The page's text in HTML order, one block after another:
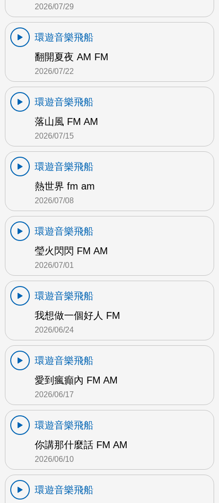
2026/07/29
環遊音樂飛船
翻開夏夜 AM FM
2026/07/22
環遊音樂飛船
落山風 FM AM
2026/07/15
環遊音樂飛船
熱世界 fm am
2026/07/08
環遊音樂飛船
瑩火閃閃 FM AM
2026/07/01
環遊音樂飛船
我想做一個好人 FM
2026/06/24
環遊音樂飛船
愛到瘋癲內 FM AM
2026/06/17
環遊音樂飛船
你講那什麼話 FM AM
2026/06/10
環遊音樂飛船